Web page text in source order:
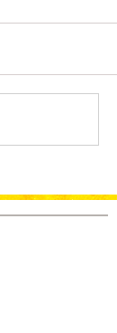
界大会